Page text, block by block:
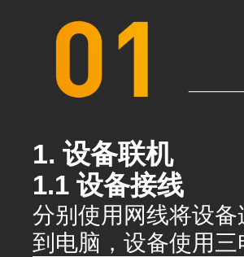
1. 设备联机
1.1 设备接线
分别使用网线将设
到电脑，设备使用